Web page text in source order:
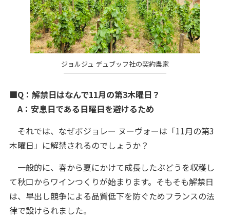
ジョルジュ デュブッフ社の契約農家
■Q：解禁日はなんで11月の第3木曜日？
A：安息日である日曜日を避けるため
それでは、なぜボジョレー ヌーヴォーは「11月の第3
木曜日」に解禁されるのでしょうか？
一般的に、春から夏にかけて成長したぶどうを収穫し
て秋口からワインつくりが始まります。そもそも解禁日
は、早出し競争による品質低下を防ぐためフランスの法
律で設けられました。